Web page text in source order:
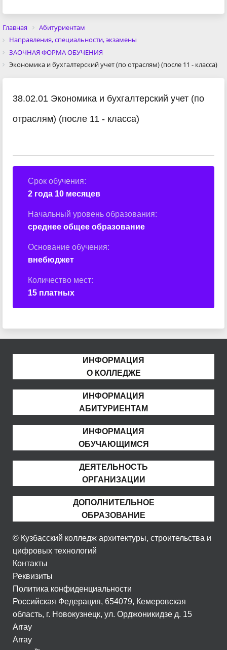
Главная
Абитуриентам
Направления, специальности, экзамены
ЗАОЧНАЯ ФОРМА ОБУЧЕНИЯ
Экономика и бухгалтерский учет (по отраслям) (после 11 - класса)
38.02.01 Экономика и бухгалтерский учет (по
отраслям) (после 11 - класса)
Срок обучения:
2 года 10 месяцев
Начальный уровень образования:
среднее общее образование
Основание обучения:
внебюджет
Количество мест:
15 платных
ИНФОРМАЦИЯ
О КОЛЛЕДЖЕ
ИНФОРМАЦИЯ
АБИТУРИЕНТАМ
ИНФОРМАЦИЯ
ОБУЧАЮЩИМСЯ
ДЕЯТЕЛЬНОСТЬ
ОРГАНИЗАЦИИ
ДОПОЛНИТЕЛЬНОЕ
ОБРАЗОВАНИЕ
© Кузбасский колледж архитектуры, строительства и
цифровых технологий
Контакты
Реквизиты
Политика конфиденциальности
Российская Федерация, 654079, Кемеровская
область, г. Новокузнецк, ул. Орджоникидзе д. 15
Array
Array